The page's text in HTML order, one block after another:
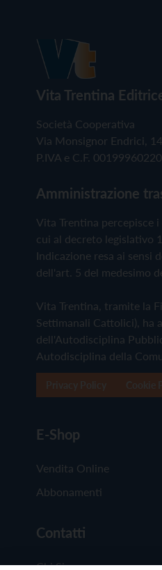
Vita Trentina
Società Cooperativa
Via Monsignor Endrici,
P.IVA e C.F. 00199960220
Amministrazione
Vita Trentina
cui al decreto legislativo
Indicazione resa ai sensi
dell'art. 5 del medesimo
Vita Trentina, tramite la
Settimanali Cattolici), ha
dell'Autodisciplina
Autodisciplina della
E-Shop
Vendita Online
Abbonamenti
Contatti
Chi Siamo